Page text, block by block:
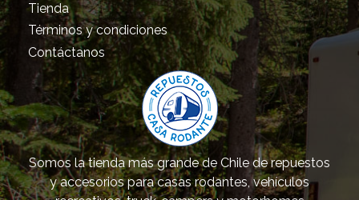
Tienda
Términos y condiciones
Contáctanos
Somos la tienda más grande de Chile de repuestos
y accesorios para casas rodantes, vehículos